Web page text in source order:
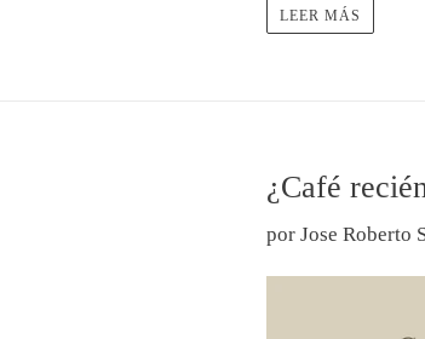
LEER MÁS
¿Café
por Jose Roberto